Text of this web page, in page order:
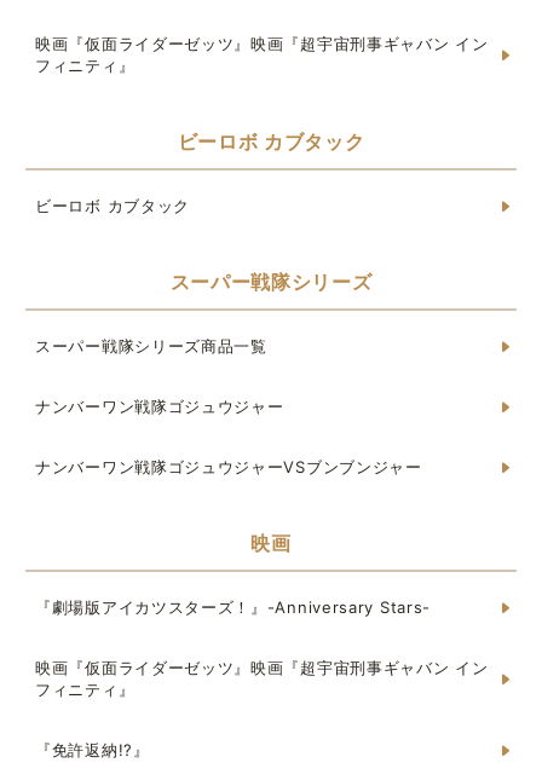
映画『仮面ライダーゼッツ』映画『超宇宙刑事ギャバン イン
フィニティ』
ビーロボ カブタック
ビーロボ カブタック
スーパー戦隊シリーズ
スーパー戦隊シリーズ商品一覧
ナンバーワン戦隊ゴジュウジャー
ナンバーワン戦隊ゴジュウジャーVSブンブンジャー
映画
『劇場版アイカツスターズ！』-Anniversary Stars-
映画『仮面ライダーゼッツ』映画『超宇宙刑事ギャバン イン
フィニティ』
『免許返納!?』